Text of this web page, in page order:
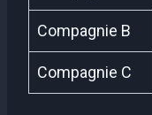
Compagnie B
Compagnie C